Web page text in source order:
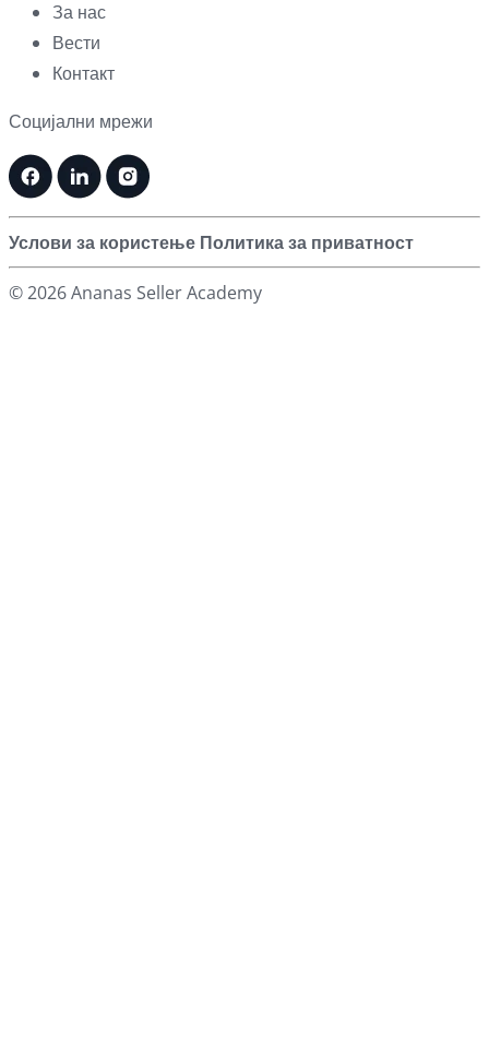
За нас
Вести
Контакт
Социјални мрежи
Услови за користење Политика за приватност
© 2026 Ananas Seller Academy